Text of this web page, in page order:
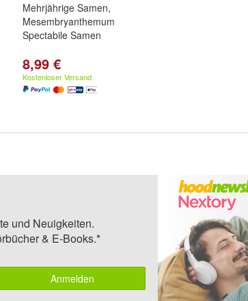
Mehrjährige Samen,
Mesembryanthemum
Spectabile Samen
8,99 €
Kostenloser Versand
und Neuigkeiten.
& E-Books.*
Anmelden